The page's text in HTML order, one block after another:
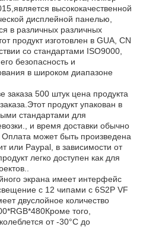
высококачественной
дисплейной панелью,
в различных различных
продукт изготовлен в GUA, CN
со стандартами ISO9000,
безопасность и
в широком диапазоне
500 штук цена продукта
продукт упакован в
стандартами для
и время доставки обычно
может быть произведена
или Paypal, в зависимости от
легко доступен как для
экрана имеет интерфейс
с 12 чипами с 6S2P VF
двуслойное количество
того,
от -30°C до